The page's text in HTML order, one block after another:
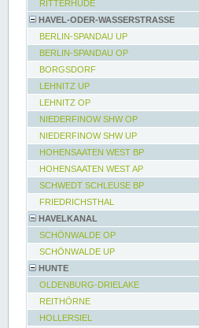
RITTERHUDE
HAVEL-ODER-WASSERSTRASSE
BERLIN-SPANDAU UP
BERLIN-SPANDAU OP
BORGSDORF
LEHNITZ UP
LEHNITZ OP
NIEDERFINOW SHW OP
NIEDERFINOW SHW UP
HOHENSAATEN WEST BP
HOHENSAATEN WEST AP
SCHWEDT SCHLEUSE BP
FRIEDRICHSTHAL
HAVELKANAL
SCHÖNWALDE OP
SCHÖNWALDE UP
HUNTE
OLDENBURG-DRIELAKE
REITHÖRNE
HOLLERSIEL